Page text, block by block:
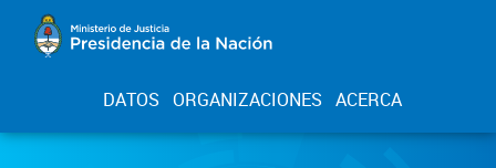
DATOS ORGANIZACIONES ACERCA